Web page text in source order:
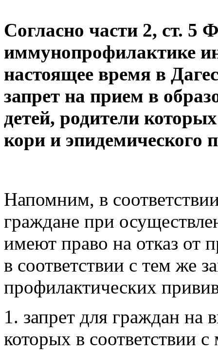
Согласно части 2, ст.
иммунопрофилактике
настоящее время в
запрет на прием в
детей, родители
кори и эпидемического
Напомним, в
граждане при
имеют право на отказ от
в соответствии с тем же
профилактических
1. запрет для граждан на
которых в соответствии